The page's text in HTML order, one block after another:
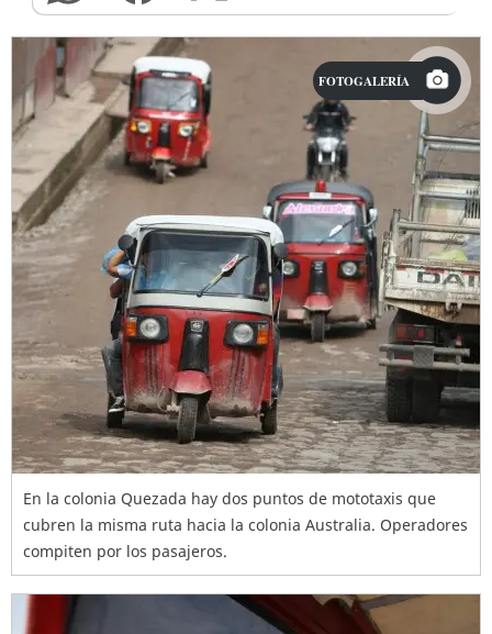
FOTOGALERÍA
En la colonia Quezada hay dos puntos de mototaxis que
cubren la misma ruta hacia la colonia Australia. Operadores
compiten por los pasajeros.